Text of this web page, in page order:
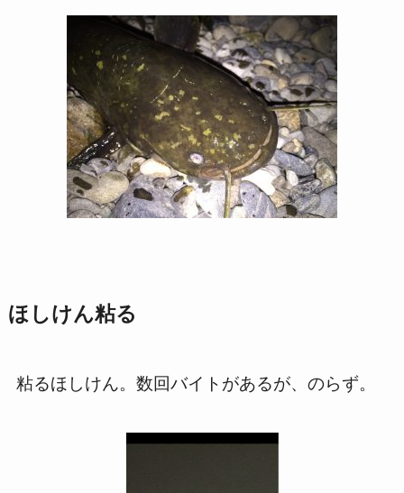
ほしけん粘る
粘るほしけん。数回バイトがあるが、のらず。